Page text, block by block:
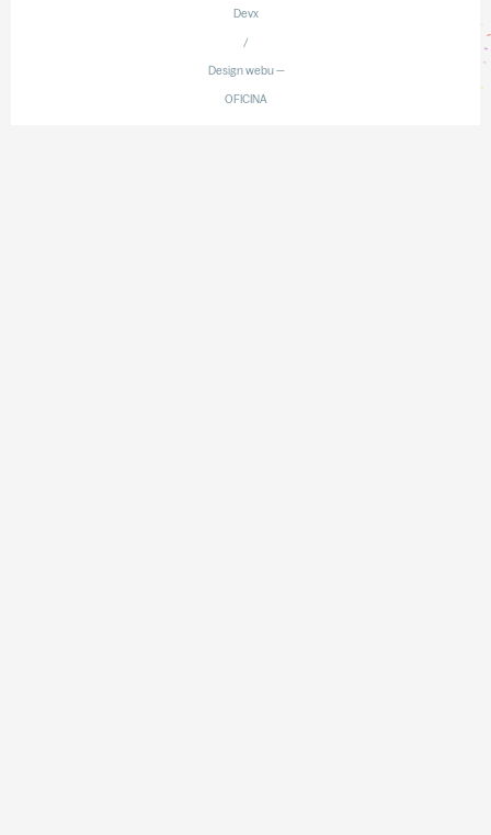
Devx
/
Design webu —
OFICINA